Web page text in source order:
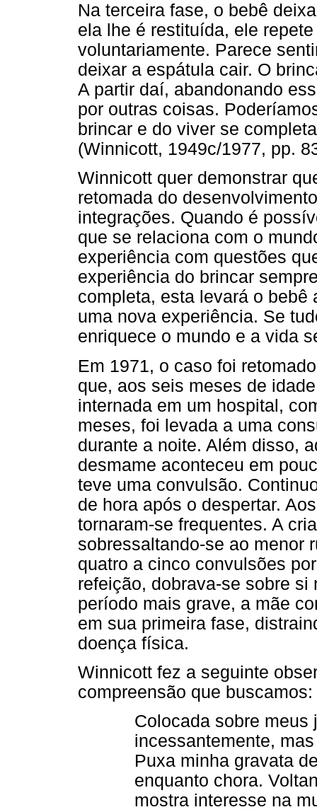
Na terceira fase, o bebê
ela lhe é restituída, ele
voluntariamente. Parece
deixar a espátula cair. O
A partir daí, abandonando
por outras coisas.
brincar e do viver se
(Winnicott, 1949c/1977, pp.
Winnicott quer demonstrar
retomada do
integrações. Quando é
que se relaciona com o
experiência com questões
experiência do brincar
completa, esta levará o bebê
uma nova experiência. Se
enriquece o mundo e a vida
Em 1971, o caso foi
que, aos seis meses de
internada em um hospital,
meses, foi levada a uma
durante a noite. Além disso,
desmame aconteceu em
teve uma convulsão.
de hora após o despertar.
tornaram-se frequentes. A
sobressaltando-se ao menor
quatro a cinco convulsões
refeição, dobrava-se sobre
período mais grave, a mãe
em sua primeira fase,
doença física.
Winnicott fez a seguinte
compreensão que buscamos:
Colocada sobre meus
incessantemente,
Puxa minha gravata
enquanto chora.
mostra interesse na